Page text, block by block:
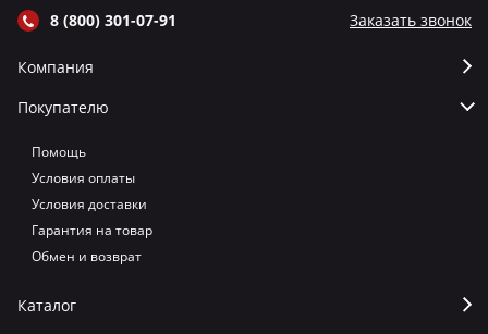
8 (800) 301-07-91 Заказать звонок
Компания
Покупателю
Помощь
Условия оплаты
Условия доставки
Гарантия на товар
Обмен и возврат
Каталог